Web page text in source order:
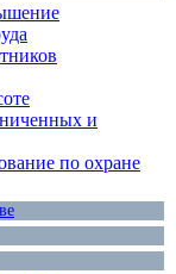
и
по охране